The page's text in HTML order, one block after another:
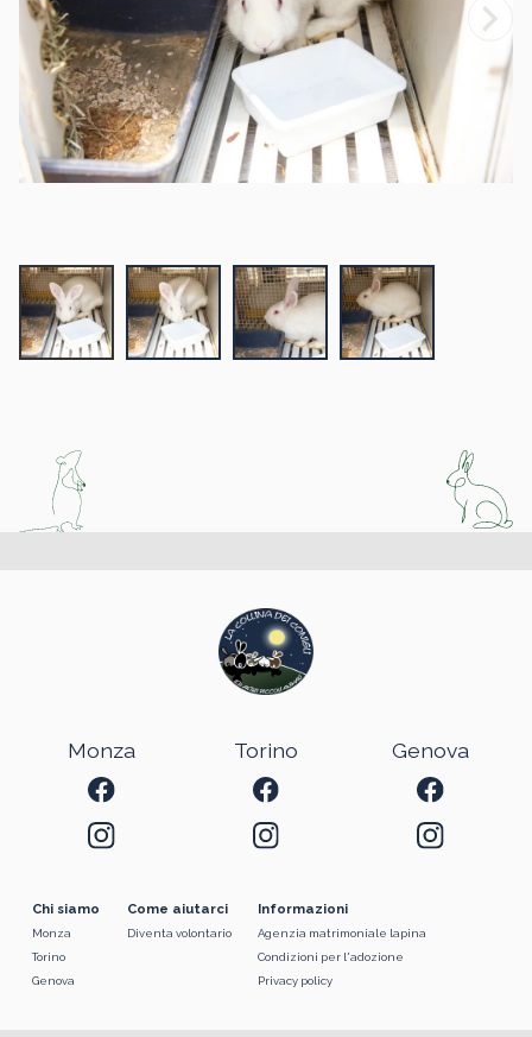
Monza Torino Genova
Chi siamo
Monza
Torino
Genova
Come aiutarci
Diventa volontario
Informazioni
Agenzia matrimoniale lapina
Condizioni per l'adozione
Privacy policy